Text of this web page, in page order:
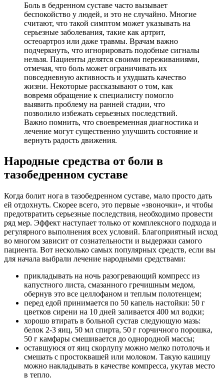
Боль в бедренном суставе часто вызывает
беспокойство у людей, и это не случайно. Многие
считают, что такой симптом может указывать на
серьезные заболевания, такие как артрит,
остеоартроз или даже травмы. Врачам важно
подчеркнуть, что игнорировать подобные сигналы
нельзя. Пациенты делятся своими переживаниями,
отмечая, что боль может ограничивать их
повседневную активность и ухудшать качество
жизни. Некоторые рассказывают о том, как
вовремя обращение к специалисту помогло
выявить проблему на ранней стадии, что
позволило избежать серьезных последствий.
Важно помнить, что своевременная диагностика и
лечение могут существенно улучшить состояние и
вернуть радость движения.
Народные средства от боли в
тазобедренном суставе
Когда болит нога в тазобедренном суставе, мало просто дать
ей отдохнуть. Скорее всего, это первые «звоночки», и чтобы
предотвратить серьезные последствия, необходимо провести
ряд мер. Эффект наступает только от комплексного подхода и
регулярного выполнения всех условий. Благоприятный исход
во многом зависит от сознательности и выдержки самого
пациента. Вот несколько самых популярных средств, если вы
для начала выбрали лечение народными средствами:
прикладывать на ночь разогревающий компресс из
капустного листа, смазанного гречишным медом,
обернув это все целлофаном и теплым полотенцем;
перед едой принимается по 50 капель настойки: 50 г
цветков сирени на 10 дней заливается 400 мл водки;
хорошо втирать в больной сустав следующую мазь:
белок 2-3 яиц, 50 мл спирта, 50 г горчичного порошка,
50 г камфары смешивается до однородной массы;
оставшуюся от яиц скорлупу можно мелко потолочь и
смешать с простоквашей или молоком. Такую кашицу
можно накладывать в качестве компресса, укутав место
в тепло.